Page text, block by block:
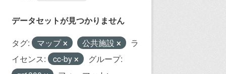
データセットが見つかりません
タグ: マップ 公共施設
ラ
イセンス:
cc-by
グループ: